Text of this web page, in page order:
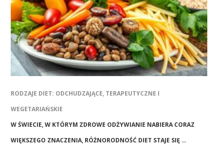
RODZAJE DIET: ODCHUDZAJĄCE, TERAPEUTYCZNE I
WEGETARIAŃSKIE
W ŚWIECIE, W KTÓRYM ZDROWE ODŻYWIANIE NABIERA CORAZ
WIĘKSZEGO ZNACZENIA, RÓŻNORODNOŚĆ DIET STAJE SIĘ …